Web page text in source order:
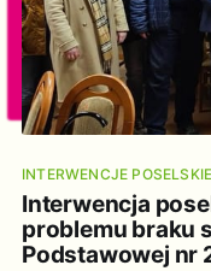
INTERWENCJE POSELSKIE
Interwencja
problemu braku
Podstawowej nr